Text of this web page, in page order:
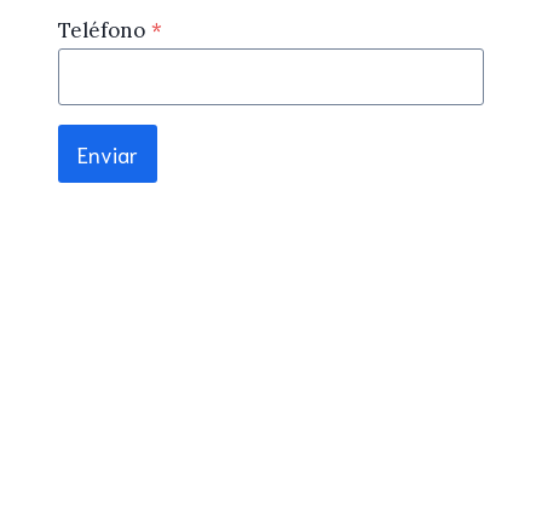
Teléfono *
Enviar